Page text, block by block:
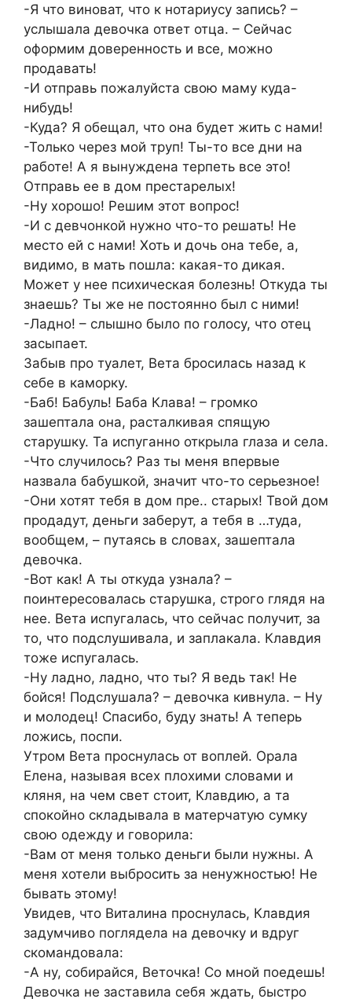
-Я что виноват, что к нотариусу запись? –
услышала девочка ответ отца. – Сейчас
оформим доверенность и все, можно
продавать!
-И отправь пожалуйста свою маму куда-
нибудь!
-Куда? Я обещал, что она будет жить с нами!
-Только через мой труп! Ты-то все дни на
работе! А я вынуждена терпеть все это!
Отправь ее в дом престарелых!
-Ну хорошо! Решим этот вопрос!
-И с девчонкой нужно что-то решать! Не
место ей с нами! Хоть и дочь она тебе, а,
видимо, в мать пошла: какая-то дикая.
Может у нее психическая болезнь! Откуда ты
знаешь? Ты же не постоянно был с ними!
-Ладно! – слышно было по голосу, что отец
засыпает.
Забыв про туалет, Вета бросилась назад к
себе в каморку.
-Баб! Бабуль! Баба Клава! – громко
зашептала она, расталкивая спящую
старушку. Та испуганно открыла глаза и села.
-Что случилось? Раз ты меня впервые
назвала бабушкой, значит что-то серьезное!
-Они хотят тебя в дом пре.. старых! Твой дом
продадут, деньги заберут, а тебя в …туда,
вообщем, – путаясь в словах, зашептала
девочка.
-Вот как! А ты откуда узнала? –
поинтересовалась старушка, строго глядя на
нее. Вета испугалась, что сейчас получит, за
то, что подслушивала, и заплакала. Клавдия
тоже испугалась.
-Ну ладно, ладно, что ты? Я ведь так! Не
бойся! Подслушала? – девочка кивнула. – Ну
и молодец! Спасибо, буду знать! А теперь
ложись, поспи.
Утром Вета проснулась от воплей. Орала
Елена, называя всех плохими словами и
кляня, на чем свет стоит, Клавдию, а та
спокойно складывала в матерчатую сумку
свою одежду и говорила:
-Вам от меня только деньги были нужны. А
меня хотели выбросить за ненужностью! Не
бывать этому!
Увидев, что Виталина проснулась, Клавдия
задумчиво поглядела на девочку и вдруг
скомандовала:
-А ну, собирайся, Веточка! Со мной поедешь!
Девочка не заставила себя ждать, быстро